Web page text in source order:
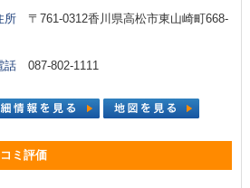
所〒761-0312香川県高松市東山崎町668-
話087-802-1111